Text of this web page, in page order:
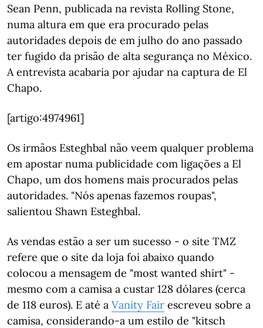
Sean Penn, publicada na revista Rolling Stone,
numa altura em que era procurado pelas
autoridades depois de em julho do ano passado
ter fugido da prisão de alta segurança no México.
A entrevista acabaria por ajudar na captura de El
Chapo.
[artigo:4974961]
Os irmãos Esteghbal não veem qualquer problema
em apostar numa publicidade com ligações a El
Chapo, um dos homens mais procurados pelas
autoridades. "Nós apenas fazemos roupas",
salientou Shawn Esteghbal.
As vendas estão a ser um sucesso - o site TMZ
refere que o site da loja foi abaixo quando
colocou a mensagem de "most wanted shirt" -
mesmo com a camisa a custar 128 dólares (cerca
de 118 euros). E até a Vanity Fair escreveu sobre a
camisa, considerando-a um estilo de "kitsch